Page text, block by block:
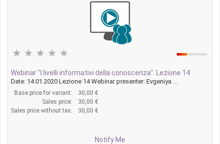
Webinar "I livelli informativi della conoscenza". Lezione 14
Date: 14.01.2020 Lezione 14 Webinar presenter: Evgeniya ...
Base price for variant:
30,00 €
Sales price:
30,00 €
Sales price without tax:
30,00 €
Notify Me